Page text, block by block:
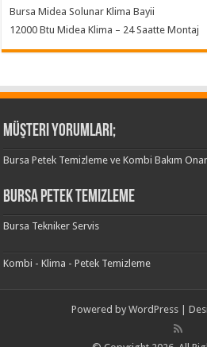
Bursa Midea Solunar Klima Bayii
12000 Btu Midea Klima – 24 Saatte Montaj
Müşteri Yorumları;
Bursa Petek Temizleme ve Kombi Bakım
Bursa Petek Temizleme
Bursa Tekniker Servis
Kombi - Klima - Petek Temizleme
Powered by WordPress |